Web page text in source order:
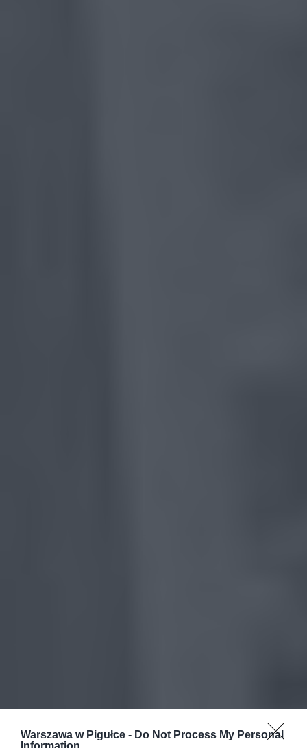
Warszawa w Pigułce - Do Not Process My Personal
Information